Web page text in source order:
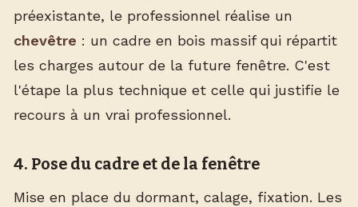
préexistante, le professionnel réalise un
chevêtre : un cadre en bois massif qui répartit
les charges autour de la future fenêtre. C'est
l'étape la plus technique et celle qui justifie le
recours à un vrai professionnel.
4. Pose du cadre et de la fenêtre
Mise en place du dormant, calage, fixation. Les